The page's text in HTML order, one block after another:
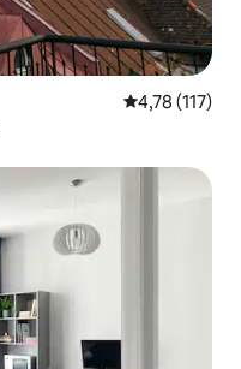
Середня
4,78 (117)